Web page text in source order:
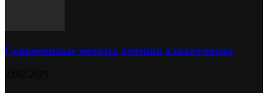
Современные методы лечения алкоголизма